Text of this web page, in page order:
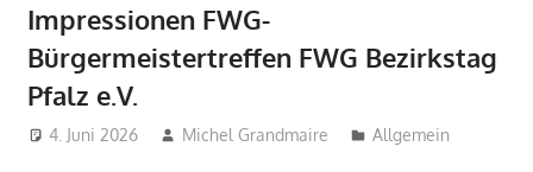
Impressionen FWG-
Bürgermeistertreffen FWG Bezirkstag
Pfalz e.V.
4. Juni 2026 Michel Grandmaire Allgemein